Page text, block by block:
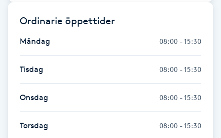
Fransk manikyr
Ordinarie öppettider
Måndag 08:00 - 15:30
Tisdag 08:00 - 15:30
Onsdag 08:00 - 15:30
Torsdag 08:00 - 15:30